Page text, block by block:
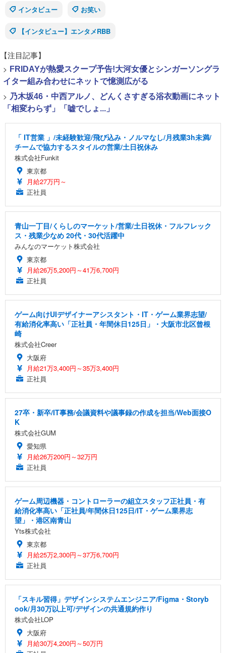
インタビュー
お笑い
【インタビュー】エンタメRBB
【注目記事】
> FRIDAYが熱愛スクープ予告!大河女優とシンガーソングラ
イター組み合わせにネットで憶測広がる
> 乃木坂46・中西アルノ、どんくさすぎる浴衣動画にネット
「相変わらず」「嘘でしょ...」
「 IT営業 」/未経験歓迎/飛び込み・ノルマなし/月残業3h未満/
チームで協力するスタイルの営業/土日祝休み
株式会社Funkit
東京都
月給27万円～
正社員
青山一丁目/くらしのマーケット/営業/土日祝休・フルフレック
ス・残業少なめ 20代・30代活躍中
みんなのマーケット株式会社
東京都
月給26万5,200円～41万6,700円
正社員
ゲーム向けUIデザイナーアシスタント・IT・ゲーム業界志望/
有給消化率高い「正社員・年間休日125日」・大阪市北区曾根
崎
株式会社Creer
大阪府
月給21万3,400円～35万3,400円
正社員
27卒・新卒/IT事務/会議資料や議事録の作成を担当/Web面接O
K
株式会社GUM
愛知県
月給26万200円～32万円
正社員
ゲーム周辺機器・コントローラーの組立スタッフ正社員・有
給消化率高い「正社員/年間休日125日/IT・ゲーム業界志
望」・港区南青山
Yts株式会社
東京都
月給25万2,300円～37万6,700円
正社員
「スキル習得」デザインシステムエンジニア/Figma・Storyb
ook/月30万以上可/デザインの共通規約作り
株式会社LOP
大阪府
月給30万4,200円～50万円